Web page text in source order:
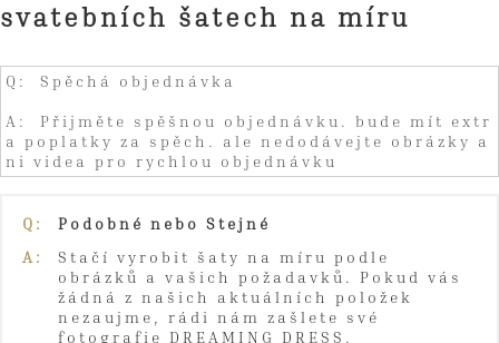
svatebních šatech na míru
Q: Spěchá objednávka
A: Přijměte spěšnou objednávku. bude mít extr
a poplatky za spěch. ale nedodávejte obrázky a
ni videa pro rychlou objednávku
Q:
Podobné nebo Stejné
A:
Stačí vyrobit šaty na míru podle
obrázků a vašich požadavků. Pokud vás
žádná z našich aktuálních položek
nezaujme, rádi nám zašlete své
fotografie DREAMING DRESS.